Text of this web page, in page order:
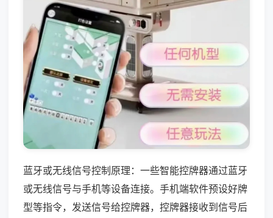
蓝牙或无线信号控制原理：一些智能控牌器通过蓝牙
或无线信号与手机等设备连接。手机端软件预设好牌
型等指令，发送信号给控牌器，控牌器接收到信号后